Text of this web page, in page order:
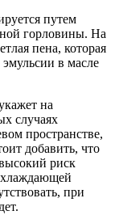
путем
горловины. На
пена, которая
в масле
на
случаях
пространстве,
добавить, что
риск
при